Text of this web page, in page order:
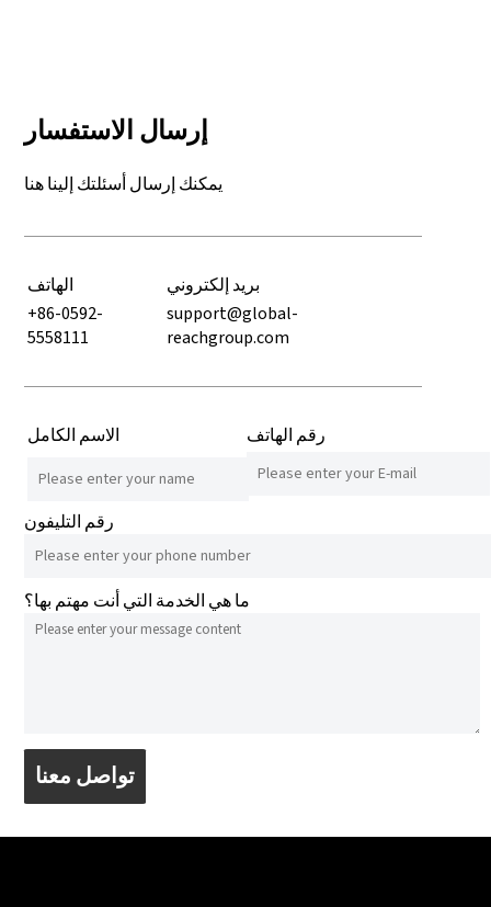
إرسال الاستفسار
يمكنك إرسال أسئلتك إلينا هنا
الهاتف
بريد إلكتروني
+86-0592-
5558111
support@global-
reachgroup.com
الاسم الكامل رقم الهاتف
رقم التليفون
ما هي الخدمة التي أنت مهتم بها؟
تواصل معنا